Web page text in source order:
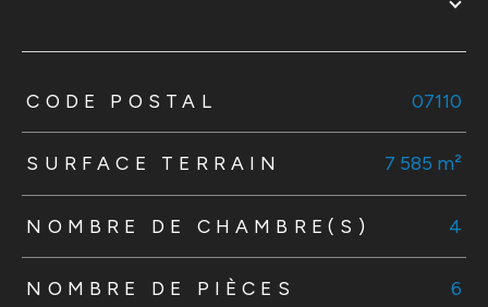
TRAD_ZEPHYR_Caracteristique TRAD_ZEPHYR_Valeurs
CODE POSTAL 07110
SURFACE TERRAIN 7 585 m²
NOMBRE DE CHAMBRE(S) 4
NOMBRE DE PIÈCES 6